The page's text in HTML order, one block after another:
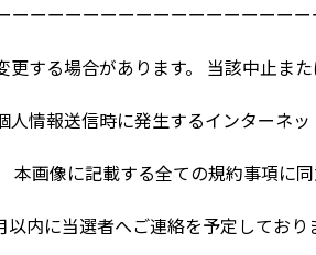
ーーーーーーーーーーーーーーー
する場合があります。 当該中止ま
情報送信時に発生するインターネ
画像に記載する全ての規約事項に
内に当選者へご連絡を予定してお